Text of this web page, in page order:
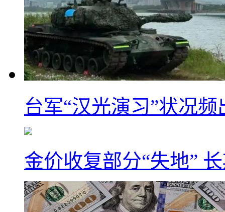
台军“汉光演习”状况
金价收复部分“失地”